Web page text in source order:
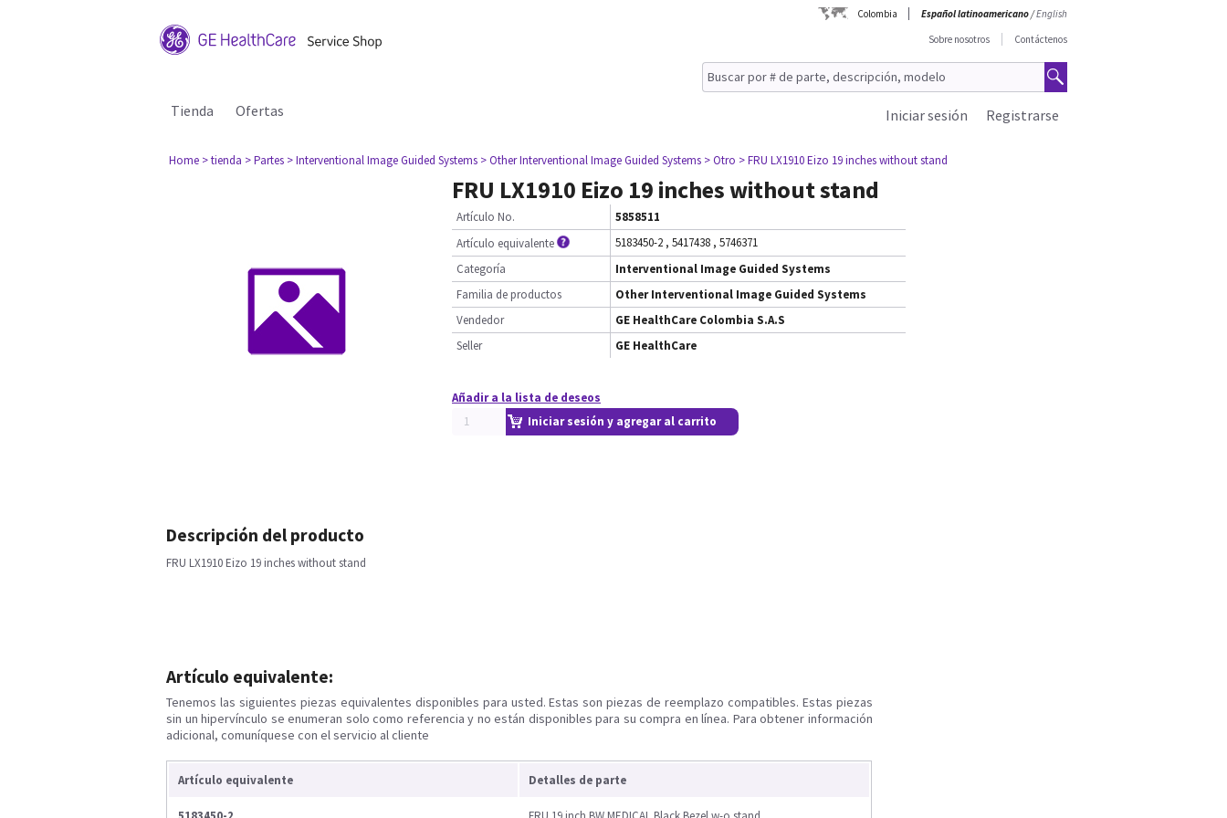
Colombia Español latinoamericano/English
Sobre nosotros
Contáctenos
Tienda Ofertas Registrarse
Iniciar sesión
Home > tienda > Partes > Interventional Image Guided Systems > Other Interventional Image Guided Systems > Otro > FRU LX1910 Eizo 19 inches without stand
FRU LX1910 Eizo 19 inches without stand
Artículo No.
5858511
Artículo equivalente
5183450-2 , 5417438 , 5746371
Categoría
Interventional Image Guided Systems
Familia de productos
Other Interventional Image Guided Systems
Vendedor
GE HealthCare Colombia S.A.S
Seller
GE HealthCare
Añadir a la lista de deseos
Iniciar sesión y agregar al carrito
Descripción del producto
FRU LX1910 Eizo 19 inches without stand
Artículo equivalente:
Tenemos las siguientes piezas equivalentes disponibles para usted. Estas son piezas de reemplazo compatibles. Estas piezas
sin un hipervínculo se enumeran solo como referencia y no están disponibles para su compra en línea. Para obtener información
adicional, comuníquese con el servicio al cliente
Artículo equivalente Detalles de parte